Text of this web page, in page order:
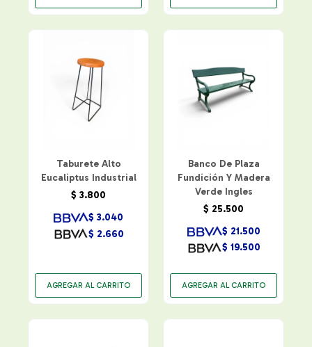
Taburete Alto
Eucaliptus Industrial
$ 3.800
$ 2.660
$ 3.040
Banco De Plaza
Fundición Y Madera
Verde Ingles
$ 25.500
$ 19.500
$ 21.500